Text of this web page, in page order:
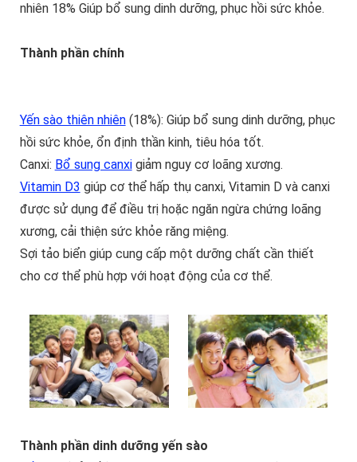
nhiên 18% Giúp bổ sung dinh dưỡng, phục hồi sức khỏe.
Thành phần chính
Yến sào thiên nhiên(18%): Giúp bổ sung dinh dưỡng, phục
hồi sức khỏe, ổn định thần kinh, tiêu hóa tốt.
Canxi: Bổ sung canxigiảm nguy cơ loãng xương.
Vitamin D3 giúp cơ thể hấp thụ canxi, Vitamin D và canxi
được sử dụng để điều trị hoặc ngăn ngừa chứng loãng
xương, cải thiện sức khỏe răng miệng.
Sợi tảo biển giúp cung cấp một dưỡng chất cần thiết
cho cơ thể phù hợp với hoạt động của cơ thể.
Thành phần dinh dưỡng yến sào